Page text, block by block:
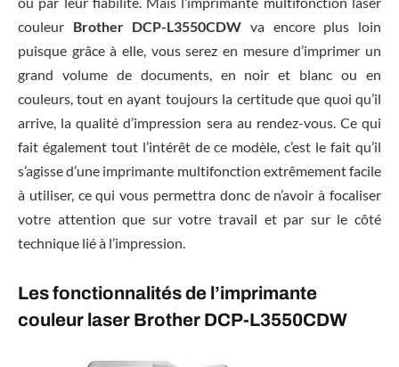
couleur Brother DCP-L3550CDW va encore plus loin
puisque grâce à elle, vous serez en mesure d’imprimer un
grand volume de documents, en noir et blanc ou en
couleurs, tout en ayant toujours la certitude que quoi qu’il
arrive, la qualité d’impression sera au rendez-vous. Ce qui
fait également tout l’intérêt de ce modèle, c’est le fait qu’il
s’agisse d’une imprimante multifonction extrêmement facile
à utiliser, ce qui vous permettra donc de n’avoir à focaliser
votre attention que sur votre travail et par sur le côté
technique lié à l’impression.
Les fonctionnalités de l’imprimante
couleur laser Brother DCP-L3550CDW